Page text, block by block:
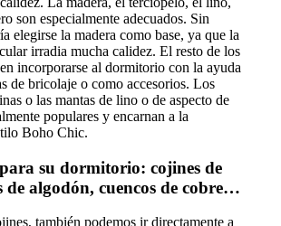
son especialmente adecuados. Sin
elegirse la madera como base, ya que la
irradia mucha calidez. El resto de los
incorporarse al dormitorio con la ayuda
de bricolaje o como accesorios. Los
o las mantas de lino o de aspecto de
populares y encarnan a la
Boho Chic.
su dormitorio: cojines de
de algodón, cuencos de cobre…
también podemos ir directamente a